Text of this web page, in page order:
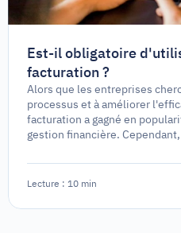
Est-il obligatoire
facturation ?
Alors que les entreprises
processus et à améliorer
facturation a gagné en
gestion financière.
simplement une option
Lecture : 10 min